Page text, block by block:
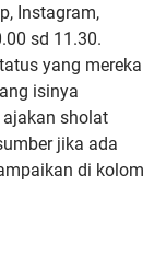
Instagram,
sd 11.30.
yang mereka
isinya
sholat
jika ada
di kolom